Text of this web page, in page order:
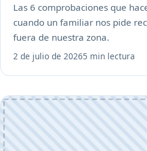
Las 6 comprobaciones que
cuando un familiar nos pide
fuera de nuestra zona.
2 de julio de 20265 min lectura